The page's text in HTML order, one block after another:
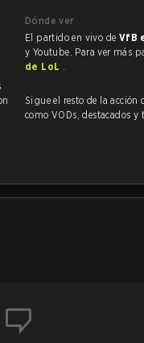
Dónde ver
El partido en vivo de VfB
y Youtube. Para ver más
de LoL .
Sigue el resto de la acción
como VODs,